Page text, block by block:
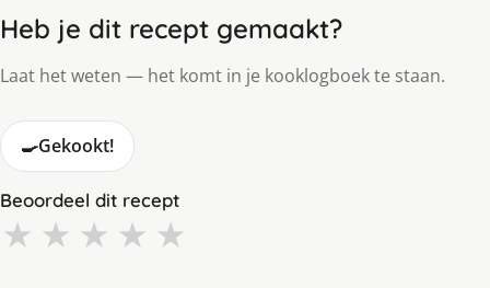
Heb je dit recept gemaakt?
Laat het weten — het komt in je kooklogboek te staan.
🍳Gekookt!
Beoordeel dit recept
★ ★ ★ ★ ★